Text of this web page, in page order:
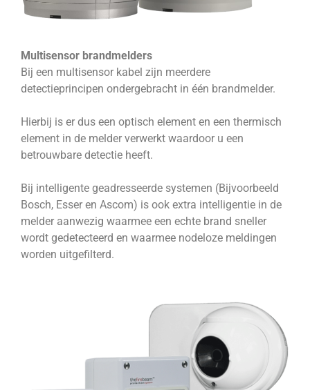
Multisensor brandmelders
Bij een multisensor kabel zijn meerdere
detectieprincipen ondergebracht in één brandmelder.
Hierbij is er dus een optisch element en een thermisch
element in de melder verwerkt waardoor u een
betrouwbare detectie heeft.
Bij intelligente geadresseerde systemen (Bijvoorbeeld
Bosch, Esser en Ascom) is ook extra intelligentie in de
melder aanwezig waarmee een echte brand sneller
wordt gedetecteerd en waarmee nodeloze meldingen
worden uitgefilterd.